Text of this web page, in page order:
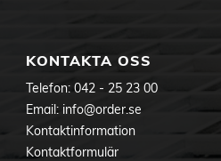
KONTAKTA OSS
Telefon: 042 - 25 23 00
Email: info@order.se
Kontaktinformation
Kontaktformulär